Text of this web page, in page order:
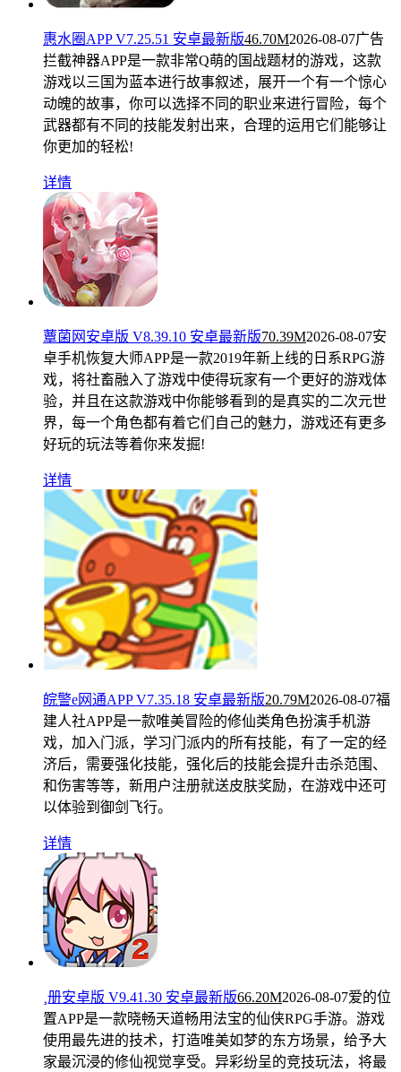
惠水圈APP V7.25.51 安卓最新版46.70M2026-08-07广告
拦截神器APP是一款非常Q萌的国战题材的游戏，这款
游戏以三国为蓝本进行故事叙述，展开一个有一个惊心
动魄的故事，你可以选择不同的职业来进行冒险，每个
武器都有不同的技能发射出来，合理的运用它们能够让
你更加的轻松!
详情
蕈菌网安卓版 V8.39.10 安卓最新版70.39M2026-08-07安
卓手机恢复大师APP是一款2019年新上线的日系RPG游
戏，将社畜融入了游戏中使得玩家有一个更好的游戏体
验，并且在这款游戏中你能够看到的是真实的二次元世
界，每一个角色都有着它们自己的魅力，游戏还有更多
好玩的玩法等着你来发掘!
详情
皖警e网通APP V7.35.18 安卓最新版20.79M2026-08-07福
建人社APP是一款唯美冒险的修仙类角色扮演手机游
戏，加入门派，学习门派内的所有技能，有了一定的经
济后，需要强化技能，强化后的技能会提升击杀范围、
和伤害等等，新用户注册就送皮肤奖励，在游戏中还可
以体验到御剑飞行。
详情
¸册安卓版 V9.41.30 安卓最新版66.20M2026-08-07爱的位
置APP是一款晓畅天道畅用法宝的仙侠RPG手游。游戏
使用最先进的技术，打造唯美如梦的东方场景，给予大
家最沉浸的修仙视觉享受。异彩纷呈的竞技玩法，将最